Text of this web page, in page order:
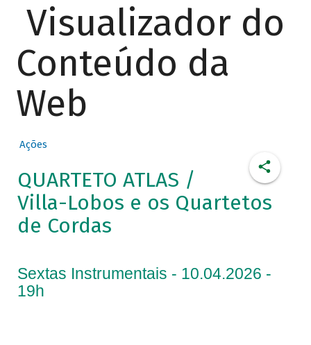
Visualizador do
Conteúdo da
Web
Ações
QUARTETO ATLAS /
Villa-Lobos e os Quartetos
de Cordas
Sextas Instrumentais - 10.04.2026 -
19h